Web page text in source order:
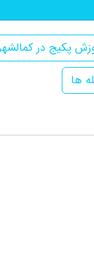
پکیج در
ها